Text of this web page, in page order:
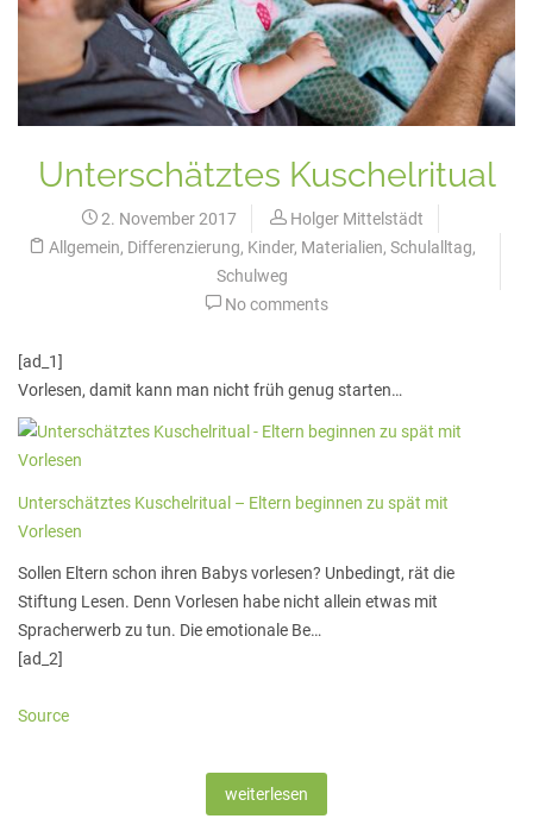
Unterschätztes Kuschelritual
2. November 2017
Holger Mittelstädt
Allgemein, Differenzierung, Kinder, Materialien, Schulalltag,
Schulweg
No comments
[ad_1]
Vorlesen, damit kann man nicht früh genug starten…
Unterschätztes Kuschelritual – Eltern beginnen zu spät mit
Vorlesen
Sollen Eltern schon ihren Babys vorlesen? Unbedingt, rät die
Stiftung Lesen. Denn Vorlesen habe nicht allein etwas mit
Spracherwerb zu tun. Die emotionale Be…
[ad_2]
Source
weiterlesen